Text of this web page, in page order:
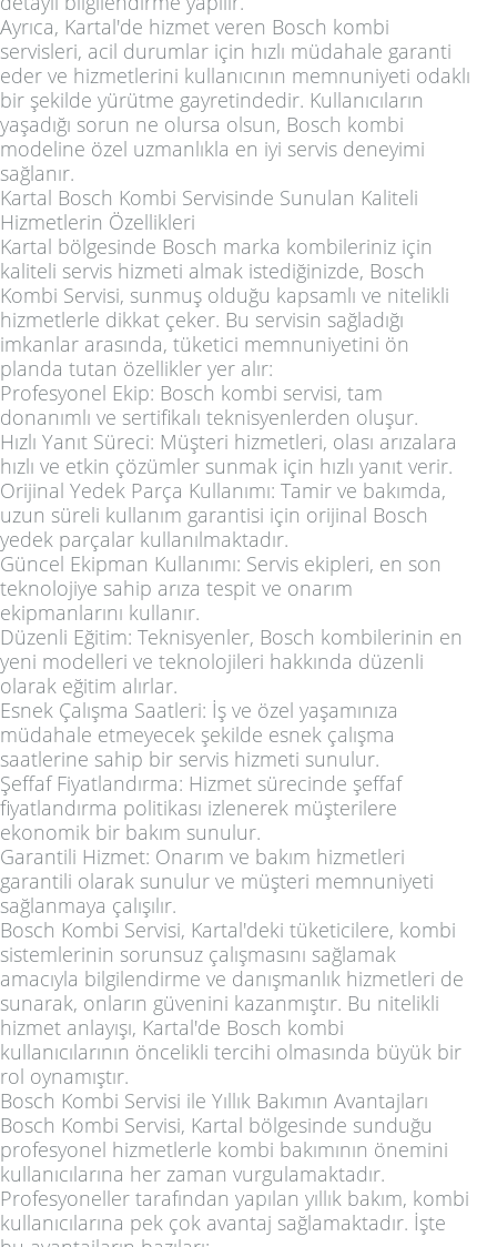
Ayrıca, Kartal'de hizmet veren Bosch kombi
servisleri, acil durumlar için hızlı müdahale garanti
eder ve hizmetlerini kullanıcının memnuniyeti odaklı
bir şekilde yürütme gayretindedir. Kullanıcıların
yaşadığı sorun ne olursa olsun, Bosch kombi
modeline özel uzmanlıkla en iyi servis deneyimi
sağlanır.
Kartal Bosch Kombi Servisinde Sunulan Kaliteli
Hizmetlerin Özellikleri
Kartal bölgesinde Bosch marka kombileriniz için
kaliteli servis hizmeti almak istediğinizde, Bosch
Kombi Servisi, sunmuş olduğu kapsamlı ve nitelikli
hizmetlerle dikkat çeker. Bu servisin sağladığı
imkanlar arasında, tüketici memnuniyetini ön
planda tutan özellikler yer alır:
Profesyonel Ekip: Bosch kombi servisi, tam
donanımlı ve sertifikalı teknisyenlerden oluşur.
Hızlı Yanıt Süreci: Müşteri hizmetleri, olası arızalara
hızlı ve etkin çözümler sunmak için hızlı yanıt verir.
Orijinal Yedek Parça Kullanımı: Tamir ve bakımda,
uzun süreli kullanım garantisi için orijinal Bosch
yedek parçalar kullanılmaktadır.
Güncel Ekipman Kullanımı: Servis ekipleri, en son
teknolojiye sahip arıza tespit ve onarım
ekipmanlarını kullanır.
Düzenli Eğitim: Teknisyenler, Bosch kombilerinin en
yeni modelleri ve teknolojileri hakkında düzenli
olarak eğitim alırlar.
Esnek Çalışma Saatleri: İş ve özel yaşamınıza
müdahale etmeyecek şekilde esnek çalışma
saatlerine sahip bir servis hizmeti sunulur.
Şeffaf Fiyatlandırma: Hizmet sürecinde şeffaf
fiyatlandırma politikası izlenerek müşterilere
ekonomik bir bakım sunulur.
Garantili Hizmet: Onarım ve bakım hizmetleri
garantili olarak sunulur ve müşteri memnuniyeti
sağlanmaya çalışılır.
Bosch Kombi Servisi, Kartal'deki tüketicilere, kombi
sistemlerinin sorunsuz çalışmasını sağlamak
amacıyla bilgilendirme ve danışmanlık hizmetleri de
sunarak, onların güvenini kazanmıştır. Bu nitelikli
hizmet anlayışı, Kartal'de Bosch kombi
kullanıcılarının öncelikli tercihi olmasında büyük bir
rol oynamıştır.
Bosch Kombi Servisi ile Yıllık Bakımın Avantajları
Bosch Kombi Servisi, Kartal bölgesinde sunduğu
profesyonel hizmetlerle kombi bakımının önemini
kullanıcılarına her zaman vurgulamaktadır.
Profesyoneller tarafından yapılan yıllık bakım, kombi
kullanıcılarına pek çok avantaj sağlamaktadır. İşte